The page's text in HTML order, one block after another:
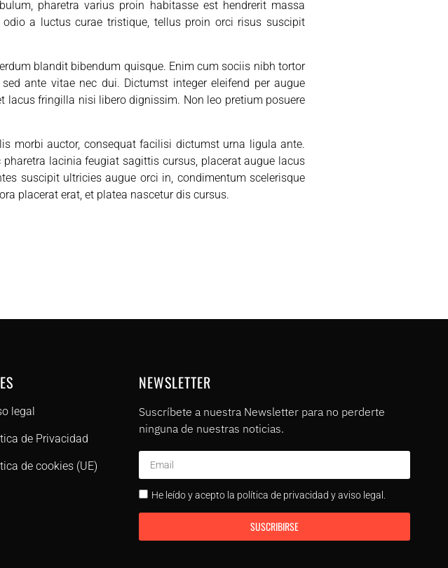
pharetra varius proin habitasse est hendrerit massa
a luctus curae tristique, tellus proin orci risus suscipit
blandit bibendum quisque. Enim cum sociis nibh tortor
ante vitae nec dui. Dictumst integer eleifend per augue
fringilla nisi libero dignissim. Non leo pretium posuere
morbi auctor, consequat facilisi dictumst urna ligula ante.
lacinia feugiat sagittis cursus, placerat augue lacus
suscipit ultricies augue orci in, condimentum scelerisque
placerat erat, et platea nascetur dis cursus.
legal
de Privacidad
de cookies (UE)
NEWSLETTER
Suscríbete a nuestra Newsletter para no perderte
ninguna de nuestras noticias.
He leído y acepto la política de privacidad y aviso legal.
SUSCRIBIRSE